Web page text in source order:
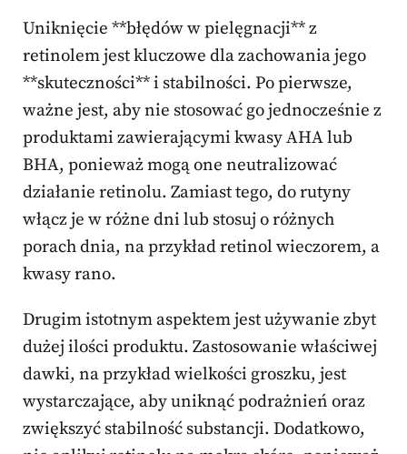
Uniknięcie **błędów w pielęgnacji** z
retinolem jest kluczowe dla zachowania jego
**skuteczności** i stabilności. Po pierwsze,
ważne jest, aby nie stosować go jednocześnie z
produktami zawierającymi kwasy AHA lub
BHA, ponieważ mogą one neutralizować
działanie retinolu. Zamiast tego, do rutyny
włącz je w różne dni lub stosuj o różnych
porach dnia, na przykład retinol wieczorem, a
kwasy rano.
Drugim istotnym aspektem jest używanie zbyt
dużej ilości produktu. Zastosowanie właściwej
dawki, na przykład wielkości groszku, jest
wystarczające, aby uniknąć podrażnień oraz
zwiększyć stabilność substancji. Dodatkowo,